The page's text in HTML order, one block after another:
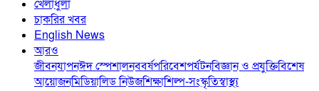
খেলাধুলা
চাকরির খবর
English News
আরও
জীবনযাপনঈদ স্পেশালনববর্ষপরিবেশপর্যটনবিজ্ঞান ও প্রযুক্তিবিশেষ
আয়োজনমিডিয়ালিড নিউজশিক্ষাশিল্প-সংস্কৃতিস্বাস্থ্য